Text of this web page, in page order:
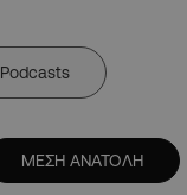
ΜΕΣΗ ΑΝΑΤΟΛΗ